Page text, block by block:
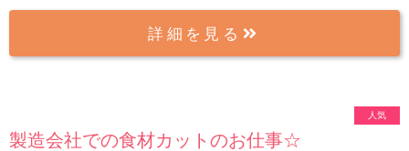
詳細を見る
人気
製造会社での食材カットのお仕事☆